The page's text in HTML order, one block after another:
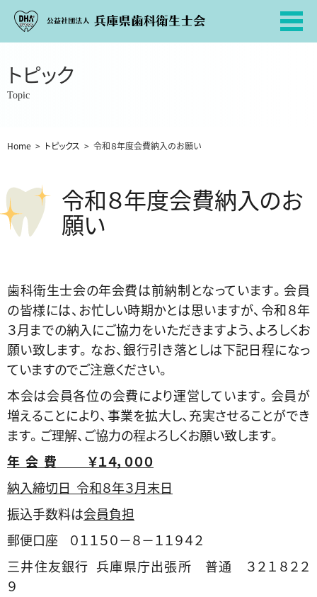
トピック
Topic
Home > トピックス > 令和８年度会費納入のお願い
令和８年度会費納入のお
願い
歯科衛生士会の年会費は前納制となっています。会員
の皆様には、お忙しい時期かとは思いますが、令和８年
３月までの納入にご協力をいただきますよう、よろしくお
願い致します。なお、銀行引き落としは下記日程になっ
ていますのでご注意ください。
本会は会員各位の会費により運営しています。会員が
増えることにより、事業を拡大し、充実させることができ
ます。ご理解、ご協力の程よろしくお願い致します。
年 会 費 ￥１４，０００
納入締切日 令和８年３月末日
振込手数料は会員負担
郵便口座 ０１１５０－８－１１９４２
三井住友銀行 兵庫県庁出張所 普通 ３２１８２２
９